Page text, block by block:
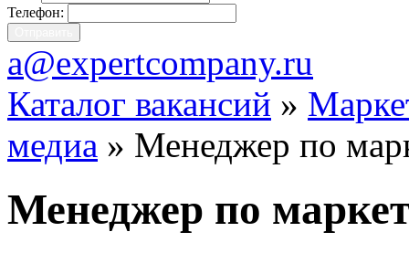
Телефон:
a@expertcompany.ru
Каталог вакансий »
медиа » Менеджер по
Менеджер по